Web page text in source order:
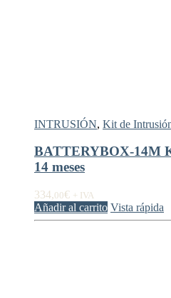
INTRUSIÓN, Kit de
BATTERYBOX-14M
14 meses
334,00€ + IVA
Añadir al carrito Vista rápida